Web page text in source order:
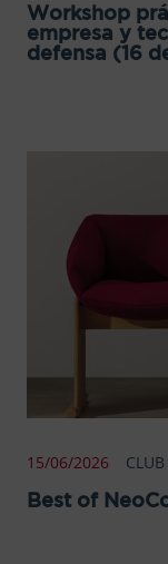
Workshop
empresa y
defensa (16
15/06/2026
Best of